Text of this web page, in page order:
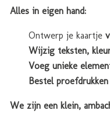
Alles in eigen hand:
Ontwerp je kaartje
Wijzig teksten,
Voeg unieke
Bestel proefdrukken
We zijn een klein,